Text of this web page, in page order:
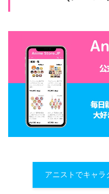
アニストでキャラ